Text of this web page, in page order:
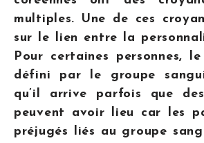
multiples. Une de ces
sur le lien entre la
Pour certaines personnes,
défini par le groupe
qu’il arrive parfois que
peuvent avoir lieu car les
préjugés liés au groupe